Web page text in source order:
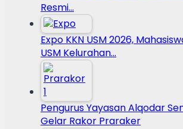
Resmi…
Expo KKN USM 2026,
USM Kelurahan…
Pengurus Yayasan Alqodar
Gelar Rakor Praraker